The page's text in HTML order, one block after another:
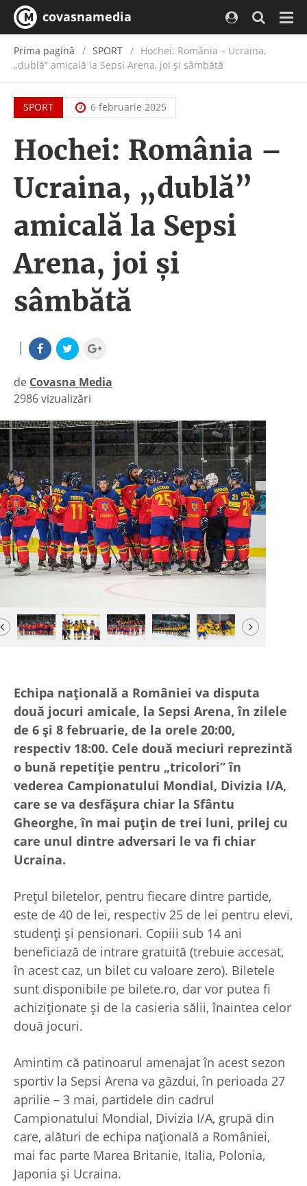
covasnamedia
Prima pagină SPORT
Hochei: România – Ucraina,
„dublă” amicală la Sepsi Arena, joi și sâmbătă
SPORT 6 februarie 2025
Hochei: România –
Ucraina, „dublă”
amicală la Sepsi
Arena, joi și
sâmbătă
|
de Covasna Media
|
2986 vizualizări
Previous Next
Echipa națională a României va disputa
două jocuri amicale, la Sepsi Arena, în zilele
de 6 și 8 februarie, de la orele 20:00,
respectiv 18:00. Cele două meciuri reprezintă
o bună repetiție pentru „tricolori” în
vederea Campionatului Mondial, Divizia I/A,
care se va desfășura chiar la Sfântu
Gheorghe, în mai puțin de trei luni, prilej cu
care unul dintre adversari le va fi chiar
Ucraina.
Prețul biletelor, pentru fiecare dintre partide,
este de 40 de lei, respectiv 25 de lei pentru elevi,
studenți și pensionari. Copiii sub 14 ani
beneficiază de intrare gratuită (trebuie accesat,
în acest caz, un bilet cu valoare zero). Biletele
sunt disponibile pe bilete.ro, dar vor putea fi
achiziționate și de la casieria sălii, înaintea celor
două jocuri.
Amintim că patinoarul amenajat în acest sezon
sportiv la Sepsi Arena va găzdui, în perioada 27
aprilie – 3 mai, partidele din cadrul
Campionatului Mondial, Divizia I/A, grupă din
care, alături de echipa națională a României,
mai fac parte Marea Britanie, Italia, Polonia,
Japonia şi Ucraina.